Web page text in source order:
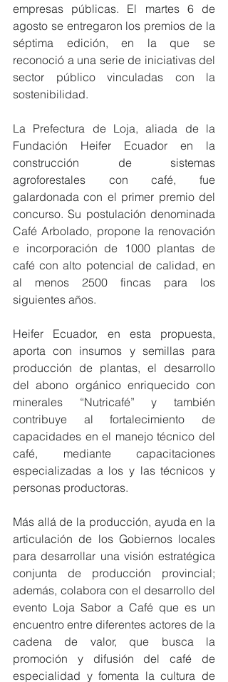
empresas públicas. El martes 6 de
agosto se entregaron los premios de la
séptima edición, en la que se
reconoció a una serie de iniciativas del
sector público vinculadas con la
sostenibilidad.
La Prefectura de Loja, aliada de la
Fundación Heifer Ecuador en la
construcción de sistemas
agroforestales con café, fue
galardonada con el primer premio del
concurso. Su postulación denominada
Café Arbolado, propone la renovación
e incorporación de 1000 plantas de
café con alto potencial de calidad, en
al menos 2500 fincas para los
siguientes años.
Heifer Ecuador, en esta propuesta,
aporta con insumos y semillas para
producción de plantas, el desarrollo
del abono orgánico enriquecido con
minerales “Nutricafé” y también
contribuye al fortalecimiento de
capacidades en el manejo técnico del
café, mediante capacitaciones
especializadas a los y las técnicos y
personas productoras.
Más allá de la producción, ayuda en la
articulación de los Gobiernos locales
para desarrollar una visión estratégica
conjunta de producción provincial;
además, colabora con el desarrollo del
evento Loja Sabor a Café que es un
encuentro entre diferentes actores de la
cadena de valor, que busca la
promoción y difusión del café de
especialidad y fomenta la cultura de